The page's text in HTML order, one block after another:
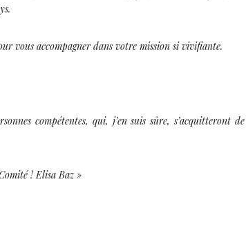
vous accompagner dans votre mission si vivifiante.
compétentes, qui, j’en suis sûre, s’acquitteront
! Elisa Baz »